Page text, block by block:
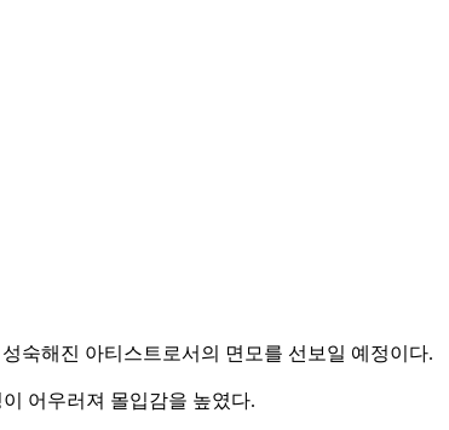
숙해진 아티스트로서의 면모를 선보일 예정이다.
어우러져 몰입감을 높였다.